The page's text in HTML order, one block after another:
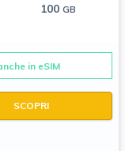
100 GB
in eSIM
SCOPRI